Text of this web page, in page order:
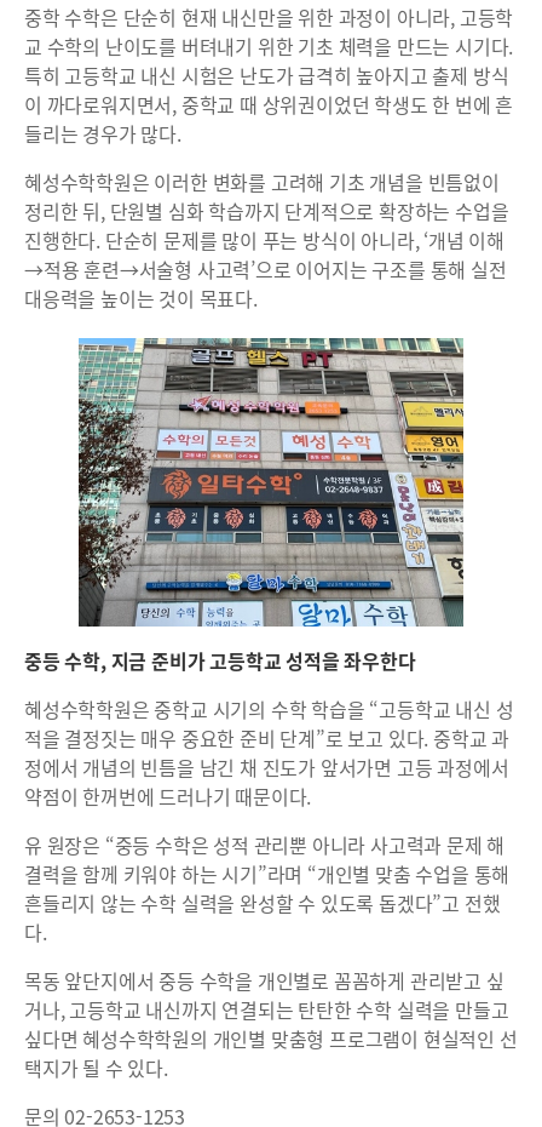
중학 수학은 단순히 현재 내신만을 위한 과정이 아니라, 고등학
교 수학의 난이도를 버텨내기 위한 기초 체력을 만드는 시기다.
특히 고등학교 내신 시험은 난도가 급격히 높아지고 출제 방식
이 까다로워지면서, 중학교 때 상위권이었던 학생도 한 번에 흔
들리는 경우가 많다.
혜성수학학원은 이러한 변화를 고려해 기초 개념을 빈틈없이
정리한 뒤, 단원별 심화 학습까지 단계적으로 확장하는 수업을
진행한다. 단순히 문제를 많이 푸는 방식이 아니라, ‘개념 이해
→적용 훈련→서술형 사고력’으로 이어지는 구조를 통해 실전
대응력을 높이는 것이 목표다.
중등 수학, 지금 준비가 고등학교 성적을 좌우한다
혜성수학학원은 중학교 시기의 수학 학습을 “고등학교 내신 성
적을 결정짓는 매우 중요한 준비 단계”로 보고 있다. 중학교 과
정에서 개념의 빈틈을 남긴 채 진도가 앞서가면 고등 과정에서
약점이 한꺼번에 드러나기 때문이다.
유 원장은 “중등 수학은 성적 관리뿐 아니라 사고력과 문제 해
결력을 함께 키워야 하는 시기”라며 “개인별 맞춤 수업을 통해
흔들리지 않는 수학 실력을 완성할 수 있도록 돕겠다”고 전했
다.
목동 앞단지에서 중등 수학을 개인별로 꼼꼼하게 관리받고 싶
거나, 고등학교 내신까지 연결되는 탄탄한 수학 실력을 만들고
싶다면 혜성수학학원의 개인별 맞춤형 프로그램이 현실적인 선
택지가 될 수 있다.
문의 02-2653-1253